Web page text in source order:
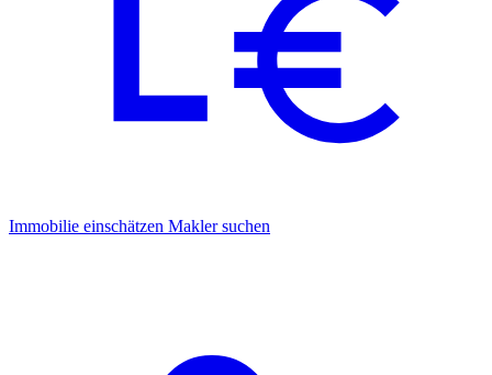
Immobilie einschätzen Makler suchen